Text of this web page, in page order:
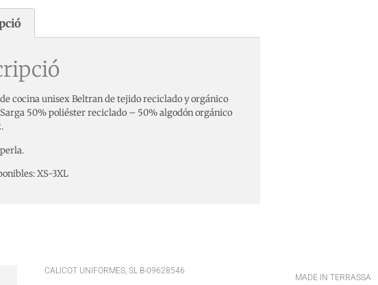
cocina unisex Beltran de tejido reciclado y orgánico
50% poliéster reciclado – 50% algodón orgánico
XS-3XL
CALICOT UNIFORMES, SL B-09628546
MADE IN TERRASSA